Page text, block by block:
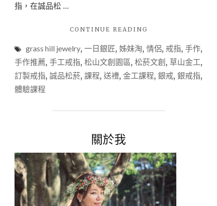
指，在誠品松 …
CONTINUE READING
推
薦
金
品
山
金
工
一
日
grass hill jewelry, 一日銀匠, 姊妹淘, 情侶, 戒指, 手作,
手作推薦, 手工戒指, 松山文創園區, 松菸文創 , 草山金工,
訂製戒指, 誠品松菸, 課程, 送禮, 金工課程, 銀戒, 銀戒指,
體驗課程
關於我